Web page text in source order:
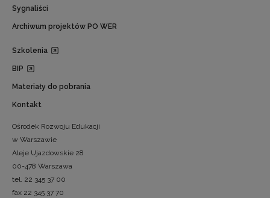
Sygnaliści
Archiwum projektów PO WER
Szkolenia
BIP
Materiały do pobrania
Kontakt
Ośrodek Rozwoju Edukacji
w Warszawie
Aleje Ujazdowskie 28
00-478 Warszawa
tel. 22 345 37 00
fax 22 345 37 70